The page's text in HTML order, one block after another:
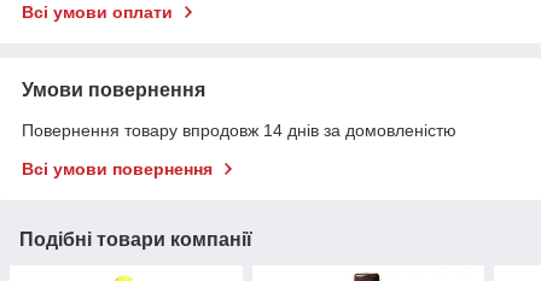
Всі умови оплати
Умови повернення
Повернення товару впродовж 14 днів за домовленістю
Всі умови повернення
Подібні товари компанії